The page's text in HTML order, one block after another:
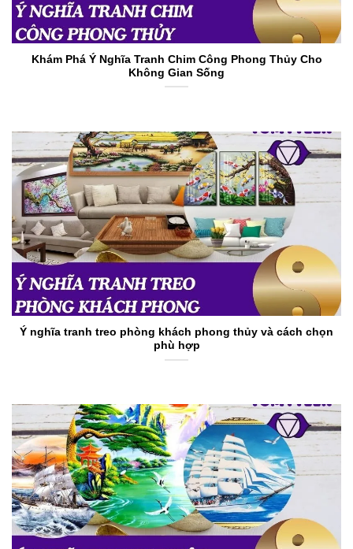
Khám Phá Ý Nghĩa Tranh Chim Công Phong Thủy Cho
Không Gian Sống
Ý nghĩa tranh treo phòng khách phong thủy và cách chọn
phù hợp